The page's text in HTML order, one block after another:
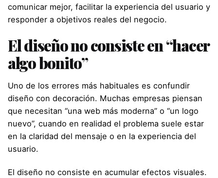
comunicar mejor, facilitar la experiencia del usuario y
responder a objetivos reales del negocio.
El diseño no consiste en “hacer
algo bonito”
Uno de los errores más habituales es confundir
diseño con decoración. Muchas empresas piensan
que necesitan “una web más moderna” o “un logo
nuevo”, cuando en realidad el problema suele estar
en la claridad del mensaje o en la experiencia del
usuario.
El diseño no consiste en acumular efectos visuales.